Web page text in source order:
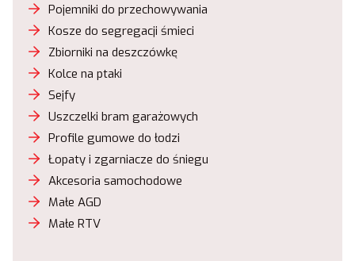
Pojemniki do przechowywania
Kosze do segregacji śmieci
Zbiorniki na deszczówkę
Kolce na ptaki
Sejfy
Uszczelki bram garażowych
Profile gumowe do łodzi
Łopaty i zgarniacze do śniegu
Akcesoria samochodowe
Małe AGD
Małe RTV